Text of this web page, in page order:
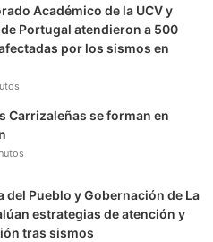
e
r
a
a
m
Académico de la UCV y
Portugal atendieron a 500
por los sismos en
Carrizaleñas se forman en
del Pueblo y Gobernación de La
estrategias de atención y
tras sismos